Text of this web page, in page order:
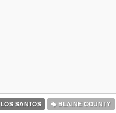
LOS SANTOS BLAINE COUNTY